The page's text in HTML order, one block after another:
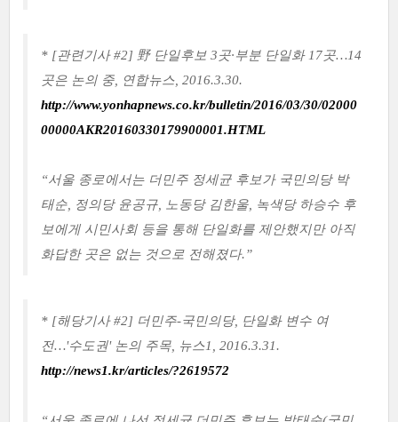
* [관련기사 #2] 野 단일후보 3곳·부분 단일화 17곳…14
곳은 논의 중, 연합뉴스, 2016.3.30.
http://www.yonhapnews.co.kr/bulletin/2016/03/30/02000
00000AKR20160330179900001.HTML
“서울 종로에서는 더민주 정세균 후보가 국민의당 박
태순, 정의당 윤공규, 노동당 김한울, 녹색당 하승수 후
보에게 시민사회 등을 통해 단일화를 제안했지만 아직
화답한 곳은 없는 것으로 전해졌다.”
* [해당기사 #2] 더민주-국민의당, 단일화 변수 여
전…'수도권' 논의 주목, 뉴스1, 2016.3.31.
http://news1.kr/articles/?2619572